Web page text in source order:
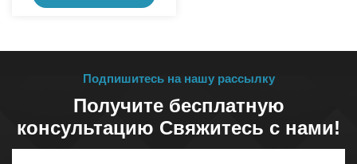
Циркония (ZrO₂, 3Y-TZP).
Подпишитесь на нашу рассылку
Получите бесплатную
консультацию Свяжитесь с нами!